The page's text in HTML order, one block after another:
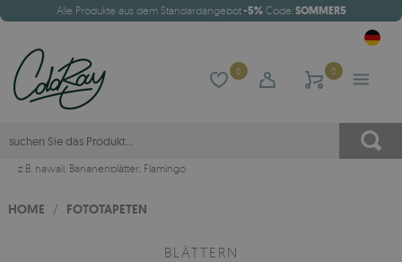
Alle Produkte aus dem Standardangebot-5%Code:SOMMER5
0 0
z.B. hawaii, Bananenblätter, Flamingo
HOME / FOTOTAPETEN
BLÄTTERN